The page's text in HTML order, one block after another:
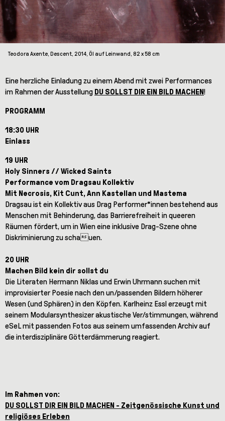
Teodora Axente, Descent, 2014, Öl auf Leinwand, 82 x 58 cm
Eine herzliche Einladung zu einem Abend mit zwei Performances
im Rahmen der Ausstellung DU SOLLST DIR EIN BILD MACHEN!
PROGRAMM
18:30 UHR
Einlass
19 UHR
Holy Sinners // Wicked Saints
Performance vom Dragsau Kollektiv
Mit Necrosis, Kit Cunt, Ann Kastellan und Mastema
Dragsau ist ein Kollektiv aus Drag Performer*innen bestehend aus
Menschen mit Behinderung, das Barrierefreiheit in queeren
Räumen fördert, um in Wien eine inklusive Drag-Szene ohne
Diskriminierung zu schauen.
20 UHR
Machen Bild kein dir sollst du
Die Literaten Hermann Niklas und Erwin Uhrmann suchen mit
improvisierter Poesie nach den un/passenden Bildern höherer
Wesen (und Sphären) in den Köpfen. Karlheinz Essl erzeugt mit
seinem Modularsynthesizer akustische Ver/stimmungen, während
eSeL mit passenden Fotos aus seinem umfassenden Archiv auf
die interdisziplinäre Götterdämmerung reagiert.
Im Rahmen von:
DU SOLLST DIR EIN BILD MACHEN - Zeitgenössische Kunst und
religiöses Erleben